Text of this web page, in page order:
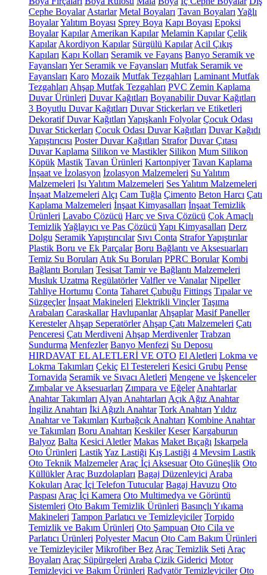
Cephe Boyalar Astarlar Metal Boyaları Tavan Boyaları Yağlı
BoyalarYalıtım Boyası Sprey Boya Kapı Boyası Epoksi
Boyalar Kapılar Amerikan Kapılar Melamin Kapılar Çelik
Kapılar Akordiyon Kapılar Sürgülü Kapılar Acil Çıkış
Kapıları Kapı Kolları Seramik ve Fayans Banyo Seramik ve
Fayansları Yer Seramik ve Fayansları Mutfak Seramik ve
Fayansları Karo Mozaik Mutfak Tezgahları Laminant Mutfak
Tezgahları Ahşap Mutfak Tezgahları PVC Zemin Kaplama
Duvar Ürünleri Duvar Kağıtları Boyanabilir Duvar Kağıtları
3 Boyutlu Duvar Kağıtları Duvar Stickerları ve Etiketleri
Dekoratif Duvar Kağıtları Yapışkanlı Folyolar Çocuk Odası
Duvar Stickerları Çocuk Odası Duvar Kağıtları Duvar Kağıdı
Yapıştırıcısı Poster Duvar Kağıtları Strafor Duvar Çıtası
Duvar Kaplama Silikon ve Mastikler Silikon Mum Silikon
Köpük Mastik Tavan Ürünleri Kartonpiyer Tavan Kaplama
İnşaat ve İzolasyon İzolasyon Malzemeleri Su Yalıtım
Malzemeleri Isı Yalıtım Malzemeleri Ses Yalıtım Malzemeleri
İnşaat Malzemeleri Alçı Cam Tuğla Çimento Beton Harcı Çatı
Kaplama Malzemeleri İnşaat Kimyasalları İnşaat Temizlik
Ürünleri Lavabo Çözücü Harç ve Sıva Çözücü Çok Amaçlı
TemizlikYağlayıcı ve Pas Çözücü Yapı Kimyasalları Derz
Dolgu Seramik Yapıştırıcılar Sıvı Conta Strafor Yapıştırılar
Plastik Boru ve Ek Parçalar Boru Bağlantı ve Aksesuarları
Temiz Su Boruları Atık Su Boruları PPRC Borular Kombi
Bağlantı Boruları Tesisat Tamir ve Bağlantı Malzemeleri
Musluk Uzatma Regülatörler Valfler ve Vanalar Nipeller
Tahliye Hortumu Conta Taharet Çubuğu Fittings Tıpalar ve
Süzgeçler İnşaat Makineleri Elektrikli Vinçler Taşıma
Arabaları Caraskallar Havlupanlar Ahşaplar Masif Paneller
Keresteler Ahşap Seperatörler Ahşap Çatı Malzemeleri Çatı
Penceresi Çatı Merdiveni Ahşap Merdivenler Trabzan
Sundurma Menfezler Banyo Menfezi Su Deposu
HIRDAVAT EL ALETLERİ VE OTO El Aletleri Lokma ve
Lokma Takımları Çekiç El Testereleri Kesici Grubu Pense
Tornavida Seramik ve Sıvacı Aletleri Mengene ve İşkenceler
Zımbalar ve Aksesuarları Zımpara ve Eğeler Anahtarlar
Anahtar Takımları Alyan Anahtarları Açık Ağız Anahtar
İngiliz Anahtarı İki Ağızlı Anahtar Tork Anahtarı Yıldız
Anahtar ve Takımları Kurbağcık Anahtarı Kombine Anahtar
ve Takımları Boru Anahtarı Keskiler Keser Kargaburun
Balyoz Balta Kesici Aletler Makas Maket Bıçağı Iskarpela
Oto Ürünleri LastikYaz Lastiği Kış Lastiği 4 Mevsim Lastik
Oto Teknik Malzemeler Araç İçi Aksesuar Oto Güneşlik Oto
Küllükler Araç Buzdolapları Bagaj Düzenleyici Araba
Kokuları Araç İçi Telefon Tutucular Bagaj Havuzu Oto
Paspası Araç İçi Kamera Oto Multimedya ve Görüntü
Sistemleri Oto Bakım Temizlik Ürünleri Basınçlı Yıkama
Makineleri Tampon Parlatıcı ve Temizleyiciler Torpido
Temizlik ve Bakım Ürünleri Oto Şampuan Oto Cila ve
Parlatıcı Ürünleri Polyester Macun Oto Cam Bakım Ürünleri
ve Temizleyiciler Mikrofiber Bez Araç Temizlik Seti Araç
Boyaları Araç Süpürgeleri Araba Çizik Giderici Motor
Temizleyici ve Bakım Ürünleri Radyatör Temizleyiciler Oto